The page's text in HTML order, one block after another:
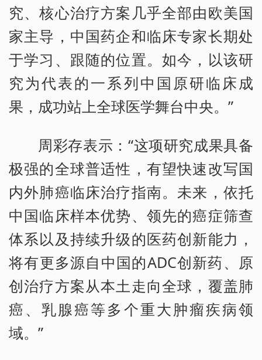
究、核心治疗方案几乎全部由欧美国
家主导，中国药企和临床专家长期处
于学习、跟随的位置。如今，以该研
究为代表的一系列中国原研临床成
果，成功站上全球医学舞台中央。”
周彩存表示：“这项研究成果具备
极强的全球普适性，有望快速改写国
内外肺癌临床治疗指南。未来，依托
中国临床样本优势、领先的癌症筛查
体系以及持续升级的医药创新能力，
将有更多源自中国的ADC创新药、原
创治疗方案从本土走向全球，覆盖肺
癌、乳腺癌等多个重大肿瘤疾病领
域。”